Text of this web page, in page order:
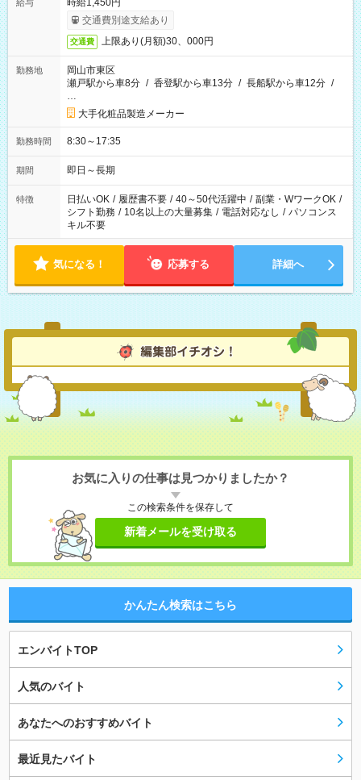
給与
時給1,450円
交通費別途支給あり
交通費 上限あり(月額)30、000円
勤務地
岡山市東区
瀬戸駅から車8分 / 香登駅から車13分 / 長船駅から車12分 /
…
大手化粧品製造メーカー
勤務時間 8:30～17:35
期間 即日～長期
特徴 日払いOK / 履歴書不要 / 40～50代活躍中 / 副業・WワークOK /
シフト勤務 / 10名以上の大量募集 / 電話対応なし / パソコンス
キル不要
気になる！ 応募する 詳細へ
お気に入りの仕事は見つかりましたか？
この検索条件を保存して
新着メールを受け取る
かんたん検索はこちら
エンバイトTOP
人気のバイト
あなたへのおすすめバイト
最近見たバイト